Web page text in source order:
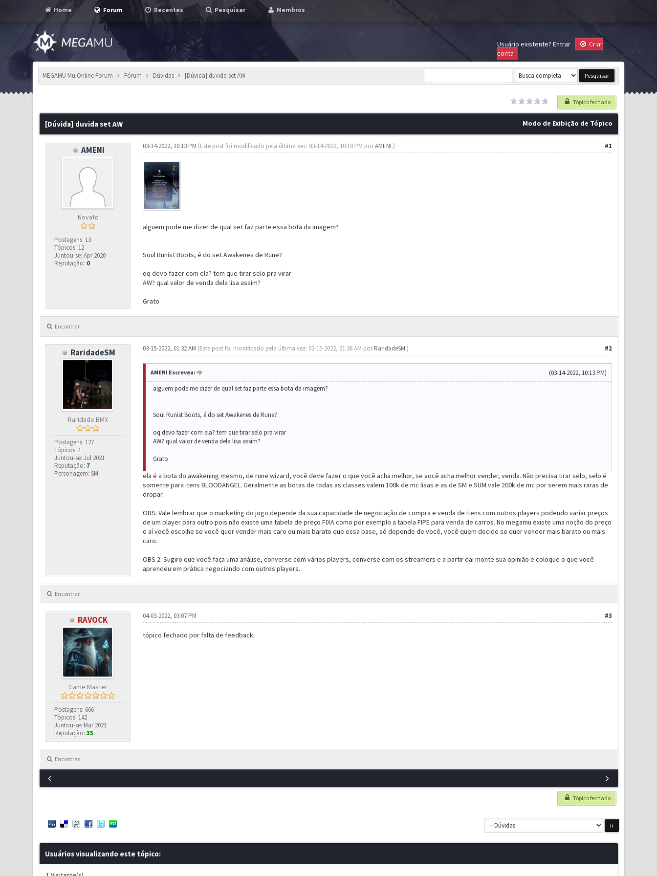
Home Forum Recentes Pesquisar Membros
Usuário existente? Entrar
Criar
conta
MEGAMU Mu Online Forum Fórum Dúvidas [Dúvida] duvida set AW
Tópico fechado
Modo de Exibição de Tópico
[Dúvida] duvida set AW
AMENI
Novato
Postagens: 13
Tópicos: 12
Juntou-se: Apr 2020
Reputação: 0
#1
03-14-2022, 10:13 PM (Este post foi modificado pela última vez: 03-14-2022, 10:18 PM porAMENI.)
alguem pode me dizer de qual set faz parte essa bota da imagem?
Soul Runist Boots, é do set Awakenes de Rune?
oq devo fazer com ela? tem que tirar selo pra virar
AW? qual valor de venda dela lisa assim?
Grato
Encontrar
RaridadeSM
Raridade BMX
Postagens: 127
Tópicos: 1
Juntou-se: Jul 2021
Reputação: 7
Personagem: SM
#2
03-15-2022, 01:32 AM (Este post foi modificado pela última vez: 03-15-2022, 01:36 AM porRaridadeSM.)
(03-14-2022, 10:13 PM)
AMENI Escreveu:
alguem pode me dizer de qual set faz parte essa bota da imagem?
Soul Runist Boots, é do set Awakenes de Rune?
oq devo fazer com ela? tem que tirar selo pra virar
AW? qual valor de venda dela lisa assim?
Grato
ela é a bota do awakening mesmo, de rune wizard, você deve fazer o que você acha melhor, se você acha melhor vender, venda. Não precisa tirar selo, selo é
somente para itens BLOODANGEL. Geralmente as botas de todas as classes valem 100k de mc lisas e as de SM e SUM vale 200k de mc por serem mais raras de
dropar.
OBS: Vale lembrar que o marketing do jogo depende da sua capacidade de negociação de compra e venda de itens com outros players podendo variar preços
de um player para outro pois não existe uma tabela de preço FIXA como por exemplo a tabela FIPE para venda de carros. No megamu existe uma noção do preço
e aí você escolhe se você quer vender mais caro ou mais barato que essa base, só depende de você, você quem decide se quer vender mais barato ou mais
caro.
OBS 2: Sugiro que você faça uma análise, converse com vários players, converse com os streamers e a partir dai monte sua opinião e coloque o que você
aprendeu em prática negociando com outros players.
Encontrar
RAVOCK
Game Master
Postagens: 666
Tópicos: 142
Juntou-se: Mar 2021
Reputação:35
#3
04-03-2022, 03:07 PM
tópico fechado por falta de feedback.
Encontrar
Tópico fechado
Usuários visualizando este tópico: